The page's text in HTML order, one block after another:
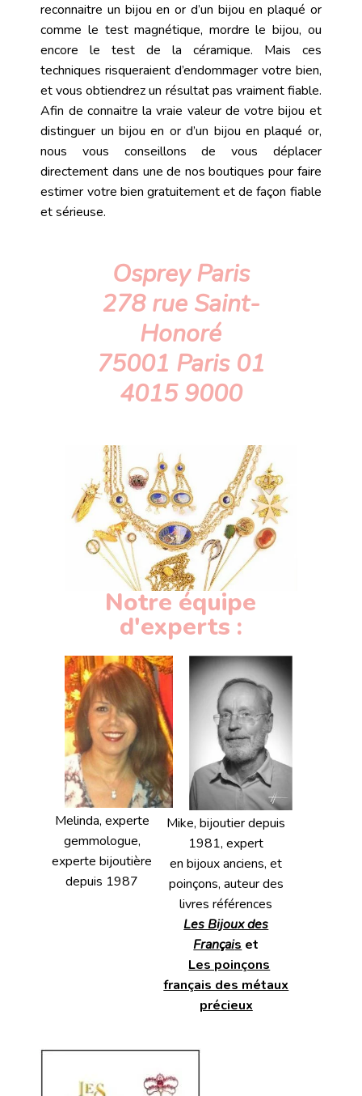
reconnaitre un bijou en or d’un bijou en plaqué or
comme le test magnétique, mordre le bijou, ou
encore le test de la céramique. Mais ces
techniques risqueraient d’endommager votre bien,
et vous obtiendrez un résultat pas vraiment fiable.
Afin de connaitre la vraie valeur de votre bijou et
distinguer un bijou en or d’un bijou en plaqué or,
nous vous conseillons de vous déplacer
directement dans une de nos boutiques pour faire
estimer votre bien gratuitement et de façon fiable
et sérieuse.
Osprey Paris
278 rue Saint-
Honoré
75001 Paris 01
4015 9000
Notre équipe
d'experts :
Melinda, experte
gemmologue,
experte bijoutière
depuis 1987
Mike, bijoutier depuis
1981, expert
en bijoux anciens, et
poinçons, auteur des
livres références
Les Bijoux des
Français et
Les poinçons
français des métaux
précieux